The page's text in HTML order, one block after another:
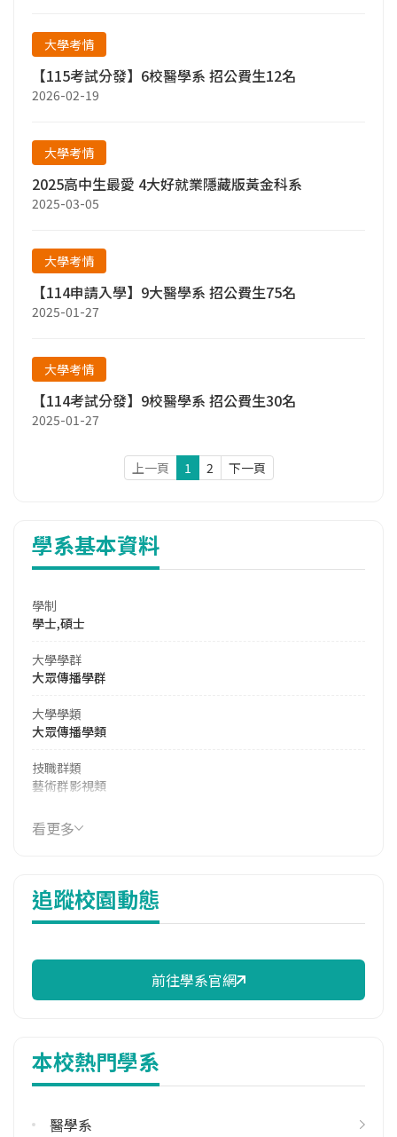
大學考情
【115考試分發】6校醫學系 招公費生12名
2026-02-19
大學考情
2025高中生最愛 4大好就業隱藏版黃金科系
2025-03-05
大學考情
【114申請入學】9大醫學系 招公費生75名
2025-01-27
大學考情
【114考試分發】9校醫學系 招公費生30名
2025-01-27
上一頁 1 2 下一頁
學系基本資料
學制
學士,碩士
大學學群
大眾傳播學群
大學學類
大眾傳播學類
技職群類
藝術群影視類
114年學費
39,264 元/學期
14,966 元/學期
114年註冊率
113學年度上學期
113學年度下學期
16
修輔系人數
看更多
追蹤校園動態
前往學系官網
本校熱門學系
醫學系